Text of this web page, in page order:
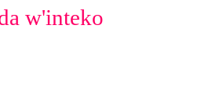
w'inteko